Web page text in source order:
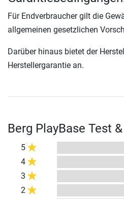
Für Endverbraucher gilt die
allgemeinen gesetzlichen
Darüber hinaus bietet der
Herstellergarantie an.
Berg PlayBase Test
5
4
3
2